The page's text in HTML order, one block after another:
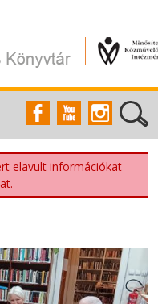
elavult információkat